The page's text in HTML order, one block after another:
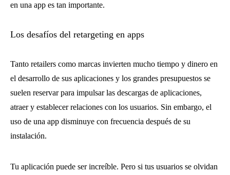
en una app es tan importante.
Los desafíos del retargeting en apps
Tanto retailers como marcas invierten mucho tiempo y dinero en
el desarrollo de sus aplicaciones y los grandes presupuestos se
suelen reservar para impulsar las descargas de aplicaciones,
atraer y establecer relaciones con los usuarios. Sin embargo, el
uso de una app disminuye con frecuencia después de su
instalación.
Tu aplicación puede ser increíble. Pero si tus usuarios se olvidan